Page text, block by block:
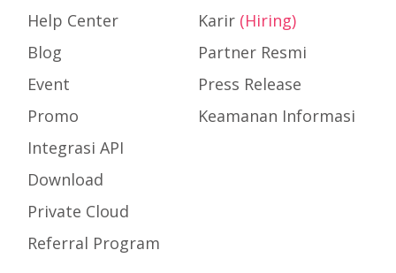
Help Center
Blog
Event
Promo
Integrasi API
Download
Private Cloud
Referral Program
Karir (Hiring)
Partner Resmi
Press Release
Keamanan Informasi